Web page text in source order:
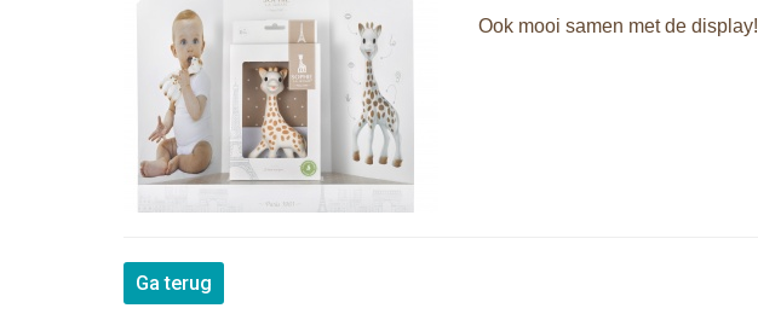
Ook mooi samen met de display!
Ga terug